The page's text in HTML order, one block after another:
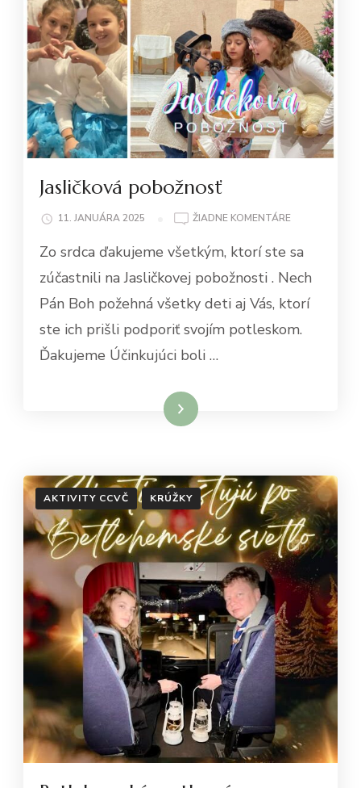
Jasličková pobožnosť
11. JANUÁRA 2025 ŽIADNE KOMENTÁRENA
POBOŽNOSŤ
Zo srdca ďakujeme všetkým, ktorí ste sa
zúčastnili na Jasličkovej pobožnosti . Nech
Pán Boh požehná všetky deti aj Vás, ktorí
ste ich prišli podporiť svojím potleskom.
Ďakujeme Účinkujúci boli …
Čítať viac
AKTIVITY CCVČ KRÚŽKY